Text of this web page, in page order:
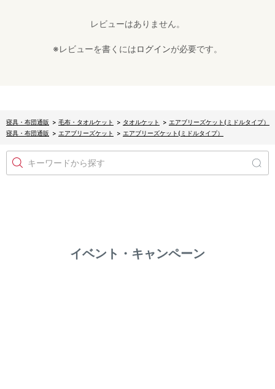
レビューはありません。
※レビューを書くにはログインが必要です。
寝具・布団通販 > 毛布・タオルケット > タオルケット > エアブリーズケット(ミドルタイプ）
寝具・布団通販 > エアブリーズケット > エアブリーズケット(ミドルタイプ）
キーワードから探す
イベント・キャンペーン